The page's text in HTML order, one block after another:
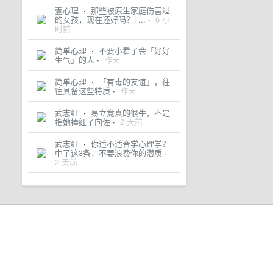
壹心理 · 那些被原生家庭伤害过
的女孩，现在还好吗？| ... · 6 小
时前
简单心理 · 不要小看了会「好好
生气」的人 · 昨天
简单心理 · 「有毒的友谊」，往
往具备这些特质 · 昨天
武志红 · 易立竞真的很牛，不是
指她捧红了向佐 · 2 天前
武志红 · 你适不适合学心理学？
中了这3条，不要浪费你的潜质 ·
2 天前